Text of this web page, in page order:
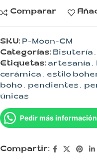
Comparar
SKU: P-Moon-CM
Categorías: Bisutería ,
Etiquetas: artesanía ,
cerámica , estilo
boho , pendientes ,
únicas
Pedir más información
Compartir: